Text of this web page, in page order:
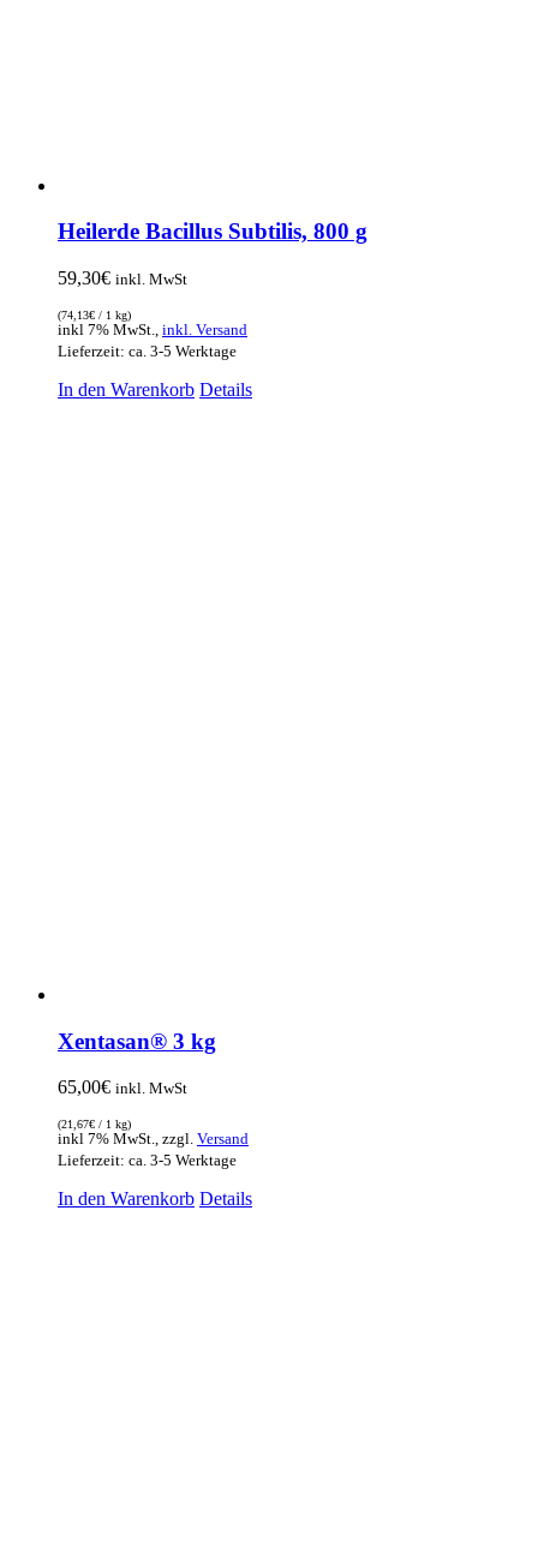
Heilerde Bacillus Subtilis, 800 g
59,30€ inkl. MwSt
(74,13€ / 1 kg)
inkl 7% MwSt., inkl. Versand
Lieferzeit: ca. 3-5 Werktage
In den Warenkorb Details
Xentasan® 3 kg
65,00€ inkl. MwSt
(21,67€ / 1 kg)
inkl 7% MwSt., zzgl. Versand
Lieferzeit: ca. 3-5 Werktage
In den Warenkorb Details